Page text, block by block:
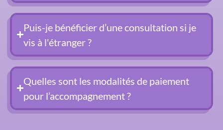
Puis-je bénéficier d’une consultation si je
vis à l'étranger ?
Quelles sont les modalités de paiement
pour l’accompagnement ?